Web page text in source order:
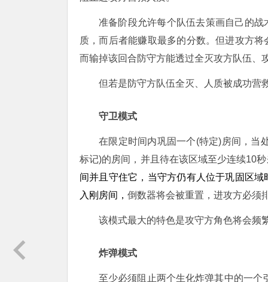
准备阶段允许每个队伍去策画自己的
质，而后者能赚取最多的分数。但进攻方
而输掉该回合防守方能透过全灭攻方队伍、
但若是防守方队伍全灭、人质被成功营
守卫模式
在限定时间内巩固一个(特定)房间，当
标记)的房间，并且待在该区域至少连续10
间并且守住它，当守方仍有人位于巩固区
入刚房间， 倒数器将会被重置，进攻方必须
该模式最大的特色是攻守方角色将会频
炸弹模式
至少必须阻止两个生化炸弹其中的一